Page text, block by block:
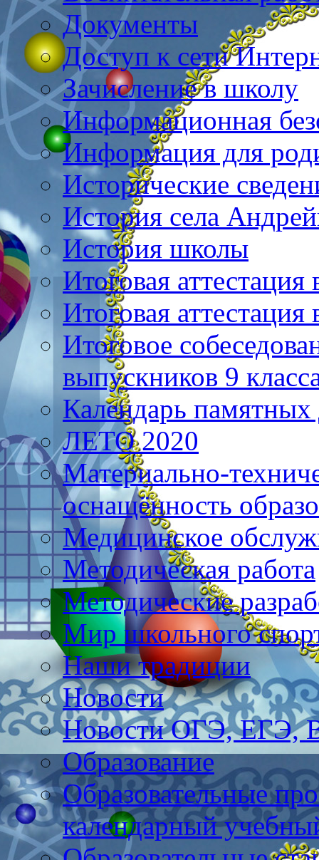
Документы
Доступ к сети
Зачисление в школу
Информационная
Информация для
Исторические
История села
История школы
Итоговая
Итоговая
Итоговое
выпускников 9
Календарь
ЛЕТО 2020
Материально-
оснащённость
Медицинское
Методическая работа
Методические
Мир школьного
Наши традиции
Новости
Новости ОГЭ,
Образование
Образовательные
календарный